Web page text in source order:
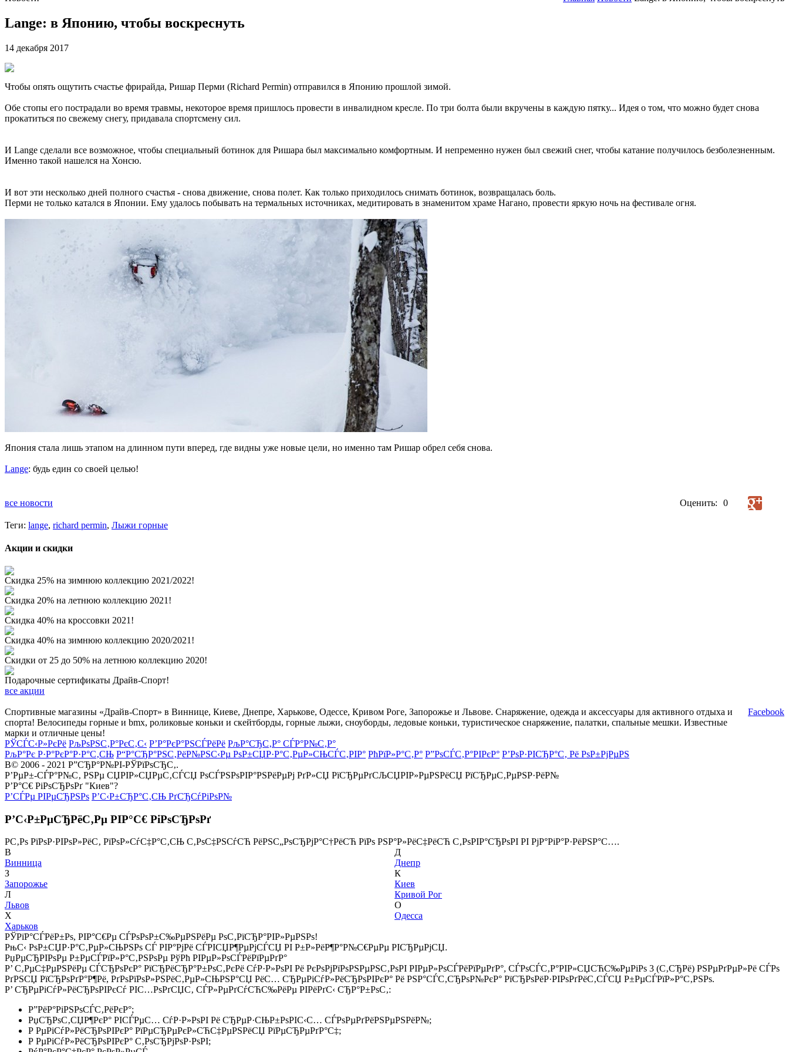
Lange: в Японию, чтобы воскреснуть
14 декабря 2017
Чтобы опять ощутить счастье фрирайда, Ришар Перми (Richard Permin) отправился в Японию прошлой зимой.
Обе стопы его пострадали во время травмы, некоторое время пришлось провести в инвалидном кресле. По три болта были вкручены в каждую пятку... Идея о том, что можно будет снова
прокатиться по свежему снегу, придавала спортсмену сил.
И Lange сделали все возможное, чтобы специальный ботинок для Ришара был максимально комфортным. И непременно нужен был свежий снег, чтобы катание получилось безболезненным.
Именно такой нашелся на Хонсю.
И вот эти несколько дней полного счастья - снова движение, снова полет. Как только приходилось снимать ботинок, возвращалась боль.
Перми не только катался в Японии. Ему удалось побывать на термальных источниках, медитировать в знаменитом храме Нагано, провести яркую ночь на фестивале огня.
Япония стала лишь этапом на длинном пути вперед, где видны уже новые цели, но именно там Ришар обрел себя снова.
Lange: будь един со своей целью!
все новости Оценить: 0
Теги: lange, richard permin, Лыжи горные
Акции и скидки
Скидка 25% на зимнюю коллекцию 2021/2022!
Скидка 20% на летнюю коллекцию 2021!
Скидка 40% на кроссовки 2021!
Скидка 40% на зимнюю коллекцию 2020/2021!
Скидки от 25 до 50% на летнюю коллекцию 2020!
Подарочные сертификаты Драйв-Спорт!
все акции
Спортивные магазины «Драйв-Спорт» в Виннице, Киеве, Днепре, Харькове, Одессе, Кривом Роге, Запорожье и Львове. Снаряжение, одежда и аксессуары для активного отдыха и
спорта! Велосипеды горные и bmx, роликовые коньки и скейтборды, горные лыжи, сноуборды, ледовые коньки, туристическое снаряжение, палатки, спальные мешки. Известные
марки и отличные цены!
Facebook
РЎСЃС‹Р»РєРё РљРѕРЅС‚Р°РєС‚С‹ Р’Р°РєР°РЅСЃРёРё РљР°СЂС‚Р° СЃР°Р№С‚Р°
РљР°Рє Р·Р°РєР°Р·Р°С‚СЊ Р“Р°СЂР°РЅС‚РёР№РЅС‹Рµ РѕР±СЏР·Р°С‚РµР»СЊСЃС‚РІР° РћРїР»Р°С‚Р° Р”РѕСЃС‚Р°РІРєР° Р’РѕР·РІСЂР°С‚ Рё РѕР±РјРµРЅ
В© 2006 - 2021 Р”СЂР°Р№РІ-РЎРїРѕСЂС‚.
Р’РµР±-СЃР°Р№С‚ РЅРµ СЏРІР»СЏРµС‚СЃСЏ РѕСЃРЅРѕРІР°РЅРёРµРј РґР»СЏ РїСЂРµРґСЉСЏРІР»РµРЅРёСЏ РїСЂРµС‚РµРЅР·РёР№
Р’Р°С€ РіРѕСЂРѕРґ "Киев"?
Р’СЃРµ РІРµСЂРЅРѕ Р’С‹Р±СЂР°С‚СЊ РґСЂСѓРіРѕР№
Р’С‹Р±РµСЂРёС‚Рµ РІР°С€ РіРѕСЂРѕРґ
Р­С‚Рѕ РїРѕР·РІРѕР»РёС‚ РїРѕР»СѓС‡Р°С‚СЊ С‚РѕС‡РЅСѓСЋ РёРЅС„РѕСЂРјР°С†РёСЋ РїРѕ РЅР°Р»РёС‡РёСЋ С‚РѕРІР°СЂРѕРІ РІ РјР°РіР°Р·РёРЅР°С….
В
Винница
З
Запорожье
Л
Львов
Х
Харьков
Д
Днепр
К
Киев
Кривой Рог
О
Одесса
РЎРїР°СЃРёР±Рѕ, РІР°С€Рµ СЃРѕРѕР±С‰РµРЅРёРµ РѕС‚РїСЂР°РІР»РµРЅРѕ!
РњС‹ РѕР±СЏР·Р°С‚РµР»СЊРЅРѕ СЃ РІР°РјРё СЃРІСЏР¶РµРјСЃСЏ РІ Р±Р»РёР¶Р°Р№С€РµРµ РІСЂРµРјСЏ.
РџРµСЂРІРѕРµ Р±РµСЃРїР»Р°С‚РЅРѕРµ РўРћ РІРµР»РѕСЃРёРїРµРґР°
Р’ С‚РµС‡РµРЅРёРµ СЃСЂРѕРєР° РїСЂРёСЂР°Р±РѕС‚РєРё СѓР·Р»РѕРІ Рё РєРѕРјРїРѕРЅРµРЅС‚РѕРІ РІРµР»РѕСЃРёРїРµРґР°, СЃРѕСЃС‚Р°РІР»СЏСЋС‰РµРіРѕ 3 (С‚СЂРё) РЅРµРґРµР»Рё СЃРѕ
РґРЅСЏ РїСЂРѕРґР°Р¶Рё, РґРѕРїРѕР»РЅРёС‚РµР»СЊРЅР°СЏ РёС… СЂРµРіСѓР»РёСЂРѕРІРєР° Рё РЅР°СЃС‚СЂРѕР№РєР° РїСЂРѕРёР·РІРѕРґРёС‚СЃСЏ Р±РµСЃРїР»Р°С‚РЅРѕ.
Р’ СЂРµРіСѓР»РёСЂРѕРІРєСѓ РІС…РѕРґСЏС‚ СЃР»РµРґСѓСЋС‰РёРµ РІРёРґС‹ СЂР°Р±РѕС‚:
Р”РёР°РіРЅРѕСЃС‚РёРєР°;
РџСЂРѕС‚СЏР¶РєР° РІСЃРµС… СѓР·Р»РѕРІ Рё СЂРµР·СЊР±РѕРІС‹С… СЃРѕРµРґРёРЅРµРЅРёР№;
Р РµРіСѓР»РёСЂРѕРІРєР° РїРµСЂРµРєР»СЋС‡РµРЅРёСЏ РїРµСЂРµРґР°С‡;
Р РµРіСѓР»РёСЂРѕРІРєР° С‚РѕСЂРјРѕР·РѕРІ;